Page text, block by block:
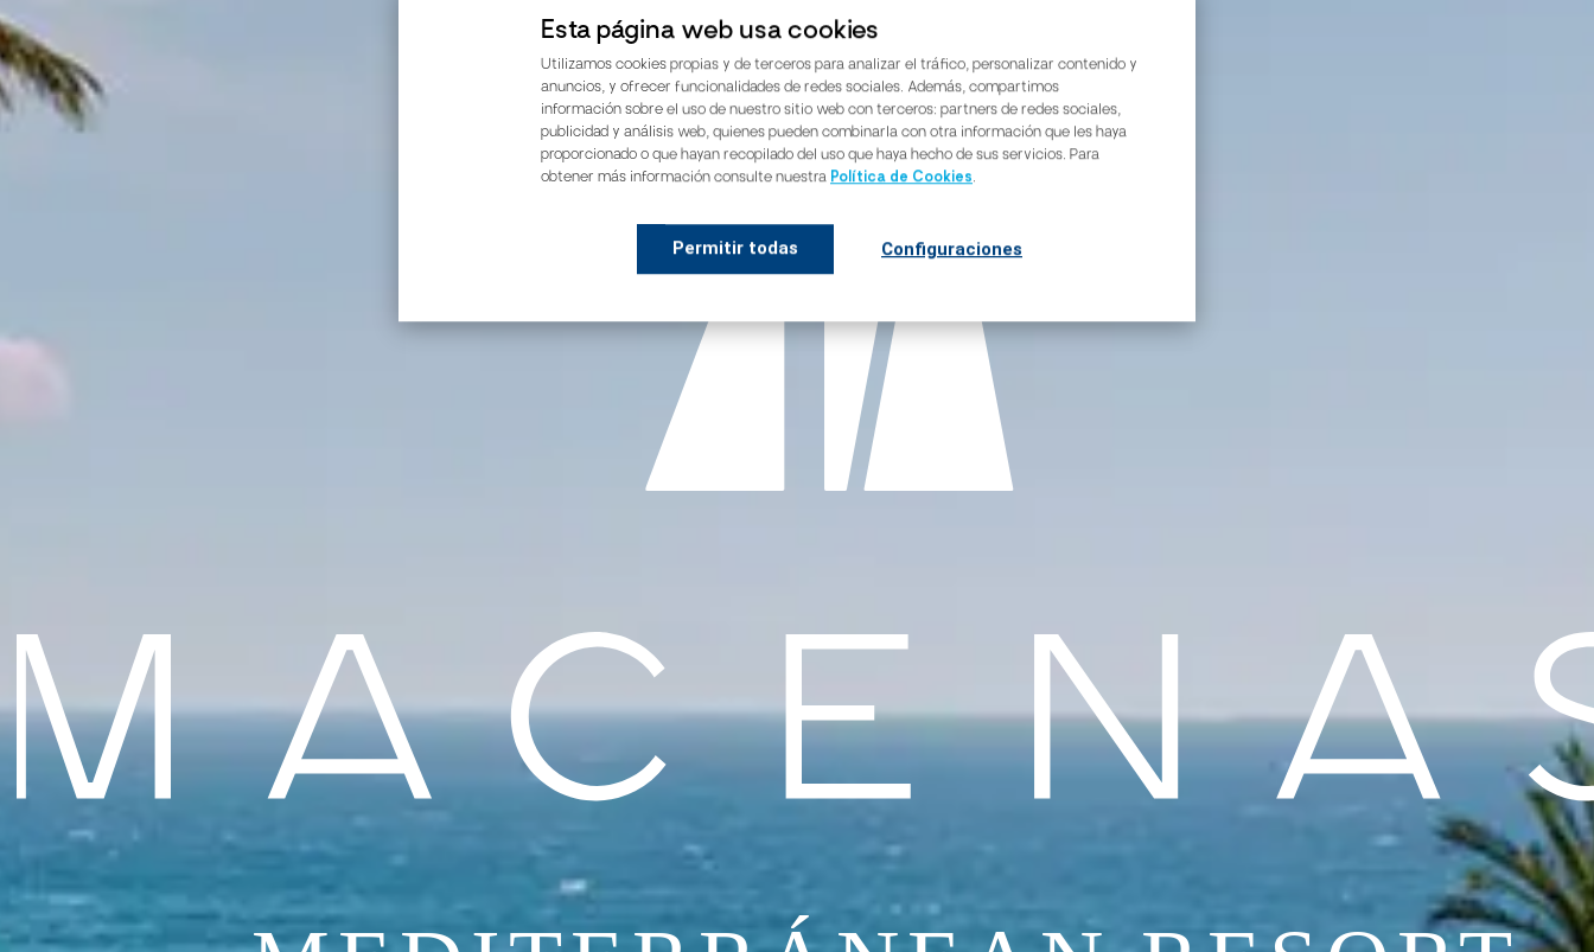
Esta página web usa cookies
Utilizamos cookies propias y de terceros para analizar el tráfico, personalizar contenido y
anuncios, y ofrecer funcionalidades de redes sociales. Además, compartimos
información sobre el uso de nuestro sitio web con terceros: partners de redes sociales,
publicidad y análisis web, quienes pueden combinarla con otra información que les haya
proporcionado o que hayan recopilado del uso que haya hecho de sus servicios. Para
obtener más información consulte nuestra Política de Cookies
Permitir todas Configuraciones